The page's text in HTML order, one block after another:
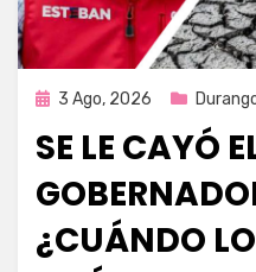
Publicada
3 Ago, 2026
SE LE CAYÓ
¿CUÁNDO